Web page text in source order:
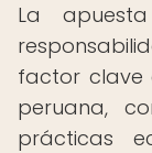
La
factor clave
peruana,
prácticas